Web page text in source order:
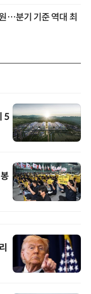
…분기 기준 역대 최
5